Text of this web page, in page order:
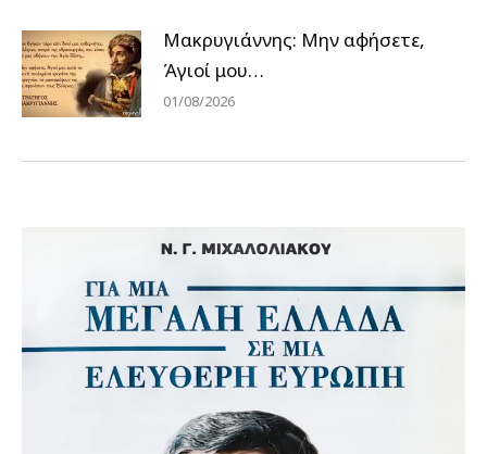
Μακρυγιάννης: Μην αφήσετε,
Άγιοί μου…
01/08/2026